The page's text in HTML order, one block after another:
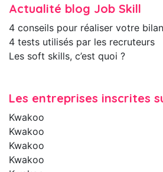
Actualité blog Job Skill
4 conseils pour réaliser votre
4 tests utilisés par les recruteurs
Les soft skills, c’est quoi ?
Les entreprises inscrites
Kwakoo
Kwakoo
Kwakoo
Kwakoo